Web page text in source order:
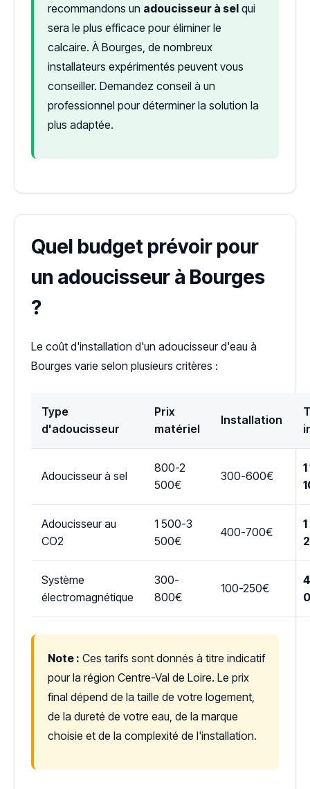
recommandons un adoucisseur à sel qui
sera le plus efficace pour éliminer le
calcaire. À Bourges, de nombreux
installateurs expérimentés peuvent vous
conseiller. Demandez conseil à un
professionnel pour déterminer la solution la
plus adaptée.
Quel budget prévoir pour
un adoucisseur à Bourges
?
Le coût d'installation d'un adoucisseur d'eau à
Bourges varie selon plusieurs critères :
Type
d'adoucisseur
Prix
matériel
Installation
Adoucisseur à sel
800-2
500€
300-600€
Adoucisseur au
CO2
1 500-3
500€
400-700€
Système
électromagnétique
300-
800€
100-250€
Note : Ces tarifs sont donnés à titre indicatif
pour la région Centre-Val de Loire. Le prix
final dépend de la taille de votre logement,
de la dureté de votre eau, de la marque
choisie et de la complexité de l'installation.